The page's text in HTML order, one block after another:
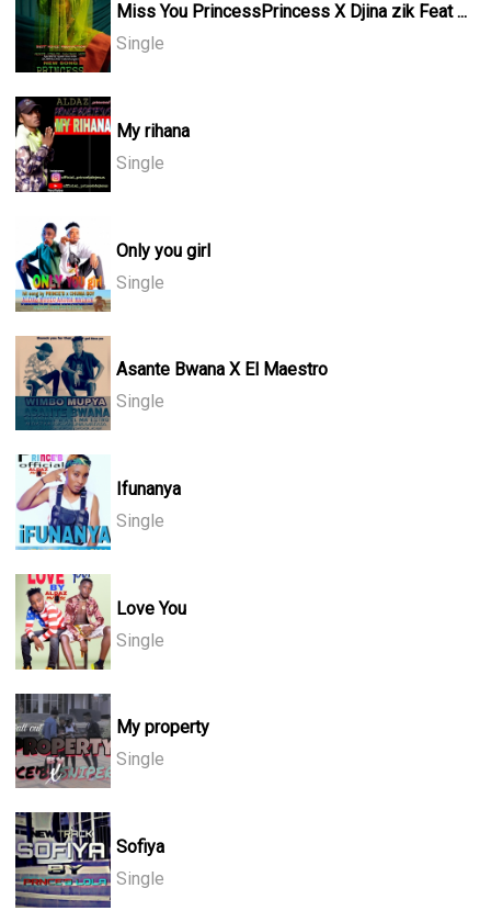
Miss You PrincessPrincess X Djina zik Feat ...
Single
My rihana
Single
Only you girl
Single
Asante Bwana X El Maestro
Single
Ifunanya
Single
Love You
Single
My property
Single
Sofiya
Single